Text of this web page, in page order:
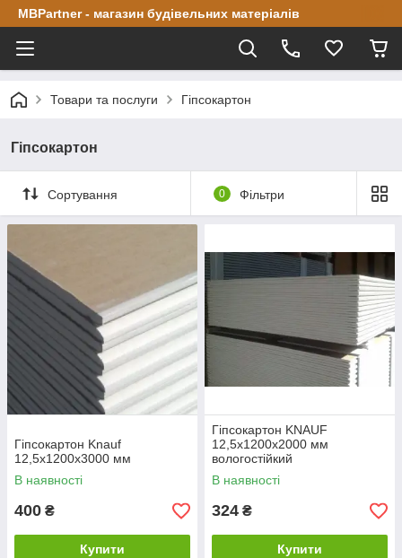
MBPartner - магазин будівельних матеріалів
Товари та послуги Гіпсокартон
Гіпсокартон
Сортування 0 Фільтри
Гіпсокартон Knauf
12,5x1200x3000 мм
В наявності
400 ₴
Купити
Гіпсокартон KNAUF
12,5x1200x2000 мм
вологостійкий
В наявності
324 ₴
Купити